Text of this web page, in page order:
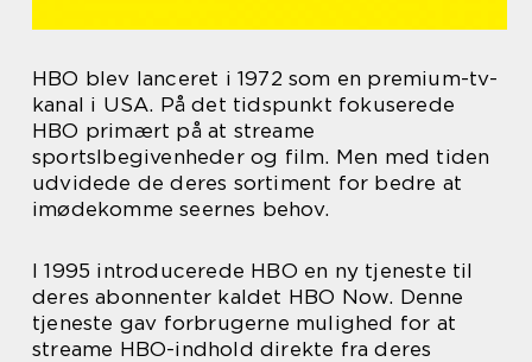
HBO blev lanceret i 1972 som en premium-tv-
kanal i USA. På det tidspunkt fokuserede
HBO primært på at streame
sportslbegivenheder og film. Men med tiden
udvidede de deres sortiment for bedre at
imødekomme seernes behov.
I 1995 introducerede HBO en ny tjeneste til
deres abonnenter kaldet HBO Now. Denne
tjeneste gav forbrugerne mulighed for at
streame HBO-indhold direkte fra deres